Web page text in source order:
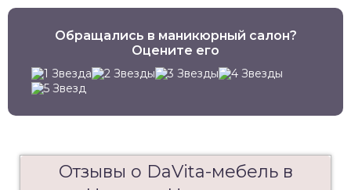
Обращались в маникюрный салон?
Оцените его
Отзывы о DaVita-мебель в